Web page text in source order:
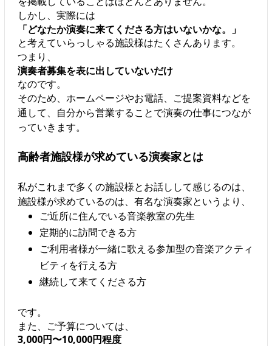
しかし、実際には
「どなたか演奏に来てくださる方はいないかな。」
と考えていらっしゃる施設様はたくさんあります。
つまり、
演奏者募集を表に出していないだけ
なのです。
そのため、ホームページやお電話、ご提案資料などを
通して、自分から営業することで演奏の仕事につなが
っていきます。
高齢者施設様が求めている演奏家とは
私がこれまで多くの施設様とお話しして感じるのは、
施設様が求めているのは、有名な演奏家というより、
ご近所に住んでいる音楽教室の先生
定期的に訪問できる方
ご利用者様が一緒に歌える参加型の音楽アクティ
ビティを行える方
継続して来てくださる方
です。
また、ご予算については、
3,000円〜10,000円程度